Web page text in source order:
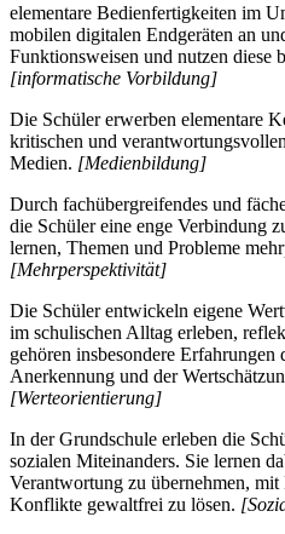
elementare Bedienfertigkeiten im
mobilen digitalen Endgeräten an
Funktionsweisen und nutzen diese
[informatische Vorbildung]
Die Schüler erwerben elementare
kritischen und
Medien. [Medienbildung]
Durch fachübergreifendes und
die Schüler eine enge Verbindung
lernen, Themen und Probleme
[Mehrperspektivität]
Die Schüler entwickeln eigene
im schulischen Alltag erleben,
gehören insbesondere
Anerkennung und der
[Werteorientierung]
In der Grundschule erleben die
sozialen Miteinanders. Sie lernen
Verantwortung zu übernehmen,
Konflikte gewaltfrei zu lösen.